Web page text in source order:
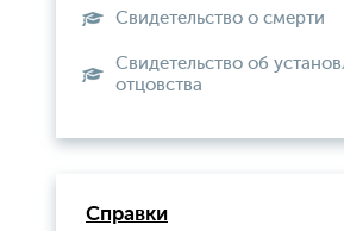
Свидетельство о смерти
Свидетельство об
отцовства
Справки